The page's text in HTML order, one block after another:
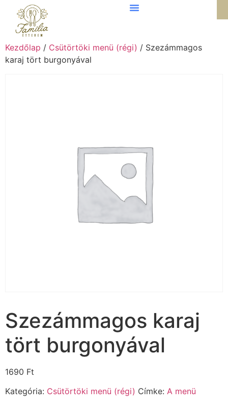
Kezdőlap / Csütörtöki menü (régi) / Szezámmagos
karaj tört burgonyával
Szezámmagos karaj
tört burgonyával
1690 Ft
Kategória: Csütörtöki menü (régi) Címke: A menü